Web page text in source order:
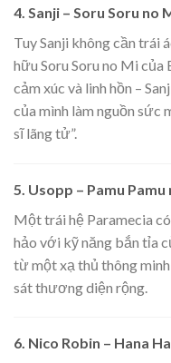
4. Sanji – Soru Soru no
Tuy Sanji không cần trái
hữu Soru Soru no Mi
cảm xúc và linh hồn –
của mình làm nguồn sức
sĩ lãng tử”.
5. Usopp – Pamu Pamu
Một trái hệ Paramecia
hảo với kỹ năng bắn tỉa
từ một xạ thủ thông
sát thương diện rộng.
6. Nico Robin – Hana